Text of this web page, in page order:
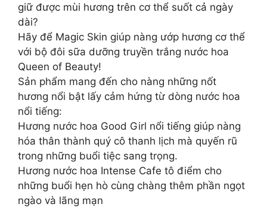
giữ được mùi hương trên cơ thể suốt cả ngày
dài?​
Hãy để Magic Skin giúp nàng ướp hương cơ thể
với bộ đôi sữa dưỡng truyền trắng nước hoa
Queen of Beauty!
Sản phẩm mang đến cho nàng những nốt
hương nổi bật lấy cảm hứng từ dòng nước hoa
nổi tiếng:
Hương nước hoa Good Girl nổi tiếng giúp nàng
hóa thân thành quý cô thanh lịch mà quyến rũ
trong những buổi tiệc sang trọng​.
Hương nước hoa Intense Cafe tô điểm cho
những buổi hẹn hò cùng chàng thêm phần ngọt
ngào và lãng mạn​